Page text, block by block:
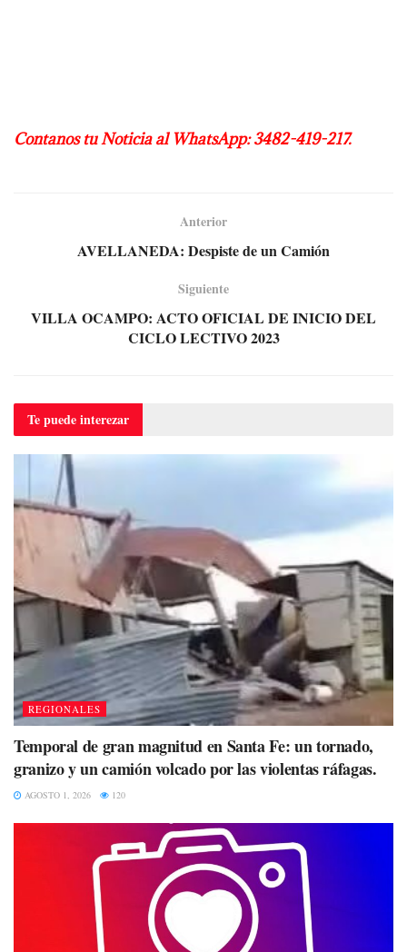
Contanos tu Noticia al WhatsApp: 3482-419-217.
Anterior
AVELLANEDA: Despiste de un Camión
Siguiente
VILLA OCAMPO: ACTO OFICIAL DE INICIO DEL
CICLO LECTIVO 2023
Te puedeinterezar
REGIONALES
Temporal de gran magnitud en Santa Fe: un tornado,
granizo y un camión volcado por las violentas ráfagas.
AGOSTO 1, 2026 120